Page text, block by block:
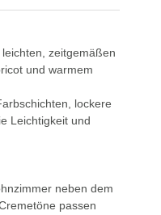
zeitgemäßen
und warmem
lockere
Leichtigkeit und
neben dem
passen